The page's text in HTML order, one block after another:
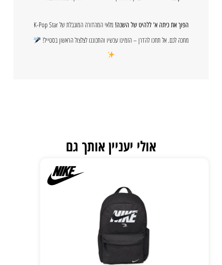
הפוך את כיתה א' ללהיט של השנה!
מלאי המהדורה המוגבלת של K-Pop Star
מחכה לכם. אל תחכו להדרן – הזמינו עכשיו והתכוננו לצלצול הראשון בסטייל!
אולי יעניין אותך גם